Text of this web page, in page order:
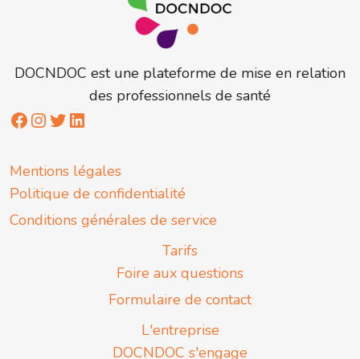
DOCNDOC est une plateforme de mise en relation
des professionnels de santé
Mentions légales
Politique de confidentialité
Conditions générales de service
Tarifs
Foire aux questions
Formulaire de contact
L'entreprise
DOCNDOC s'engage